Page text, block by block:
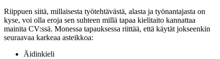
Riippuen siitä, millaisesta työtehtävästä, alasta ja työnantajasta on
kyse, voi olla eroja sen suhteen millä tapaa kielitaito kannattaa
mainita CV:ssä. Monessa tapauksessa riittää, että käytät jokseenkin
seuraavaa karkeaa asteikkoa:
Äidinkieli